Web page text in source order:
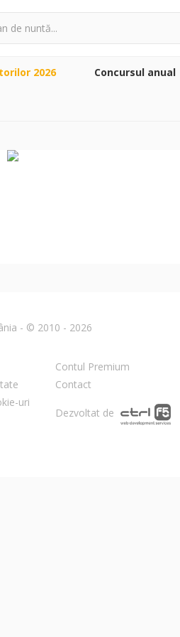
2026 Concursul anual
- © 2010 - 2026
uri
Contul Premium
Contact
Dezvoltat de